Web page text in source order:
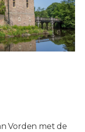
Vorden met de